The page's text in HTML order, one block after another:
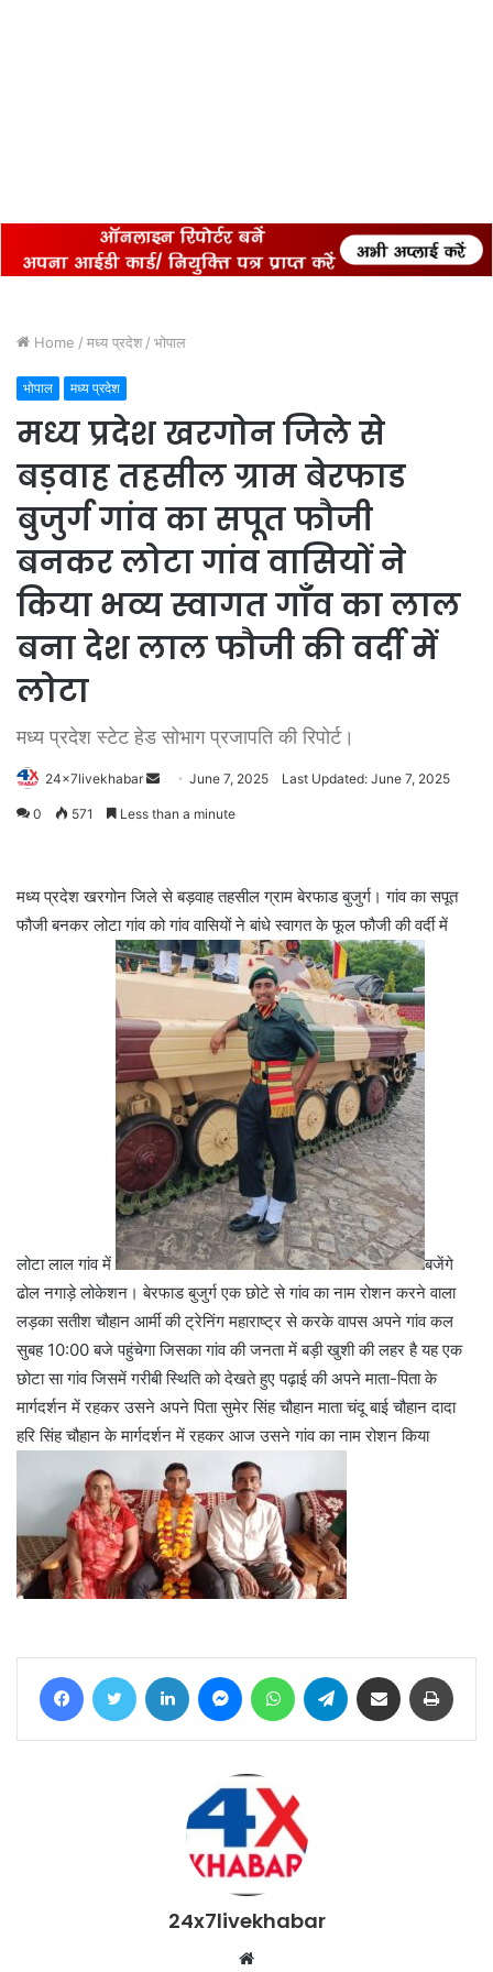
Home / मध्य प्रदेश / भोपाल
भोपाल मध्य प्रदेश
मध्य प्रदेश खरगोन जिले से
बड़वाह तहसील ग्राम बेरफाड
बुजुर्ग गांव का सपूत फौजी
बनकर लोटा गांव वासियों ने
किया भव्य स्वागत गाँव का लाल
बना देश लाल फौजी की वर्दी में
लोटा
मध्य प्रदेश स्टेट हेड सोभाग प्रजापति की रिपोर्ट।
24x7livekhabar
SendJune 7, 2025 Last Updated: June 7, 2025
0 571 Less than a minute
मध्य प्रदेश खरगोन जिले से बड़वाह तहसील ग्राम बेरफाड बुजुर्ग। गांव का सपूत
फौजी बनकर लोटा गांव को गांव वासियों ने बांधे स्वागत के फूल फौजी की वर्दी में
लोटा लाल गांव में
बजेंगे
ढोल नगाड़े लोकेशन। बेरफाड बुजुर्ग एक छोटे से गांव का नाम रोशन करने वाला
लड़का सतीश चौहान आर्मी की ट्रेनिंग महाराष्ट्र से करके वापस अपने गांव कल
सुबह 10:00 बजे पहुंचेगा जिसका गांव की जनता में बड़ी खुशी की लहर है यह एक
छोटा सा गांव जिसमें गरीबी स्थिति को देखते हुए पढ़ाई की अपने माता-पिता के
मार्गदर्शन में रहकर उसने अपने पिता सुमेर सिंह चौहान माता चंदू बाई चौहान दादा
हरि सिंह चौहान के मार्गदर्शन में रहकर आज उसने गांव का नाम रोशन किया
FacebookTwitter LinkedIn MessengerWhatsAppTelegram Share via Email
24x7livekhabar
Website